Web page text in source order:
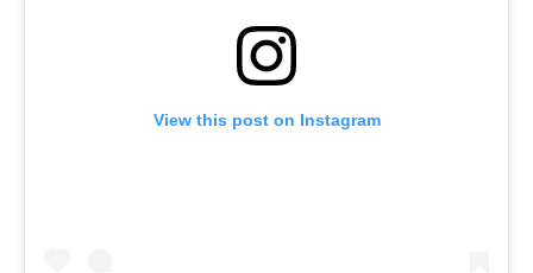
View this post on Instagram